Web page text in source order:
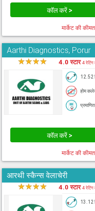
कॉल करें >
मार्केट की
Aarthi Diagnostics, Porur
★★★★ 4.0 स्टार4
12.52
होम
कॉल करें >
मार्केट की
आरथी स्कैन्स वेलाचेरी
★★★★ 4.0 स्टार4
13.12